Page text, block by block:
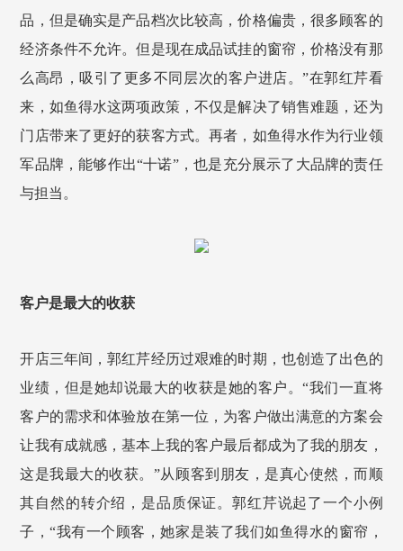
品，但是确实是产品档次比较高，价格偏贵，很多顾客的
经济条件不允许。但是现在成品试挂的窗帘，价格没有那
么高昂，吸引了更多不同层次的客户进店。”在郭红芹看
来，如鱼得水这两项政策，不仅是解决了销售难题，还为
门店带来了更好的获客方式。再者，如鱼得水作为行业领
军品牌，能够作出“十诺”，也是充分展示了大品牌的责任
与担当。
客户是最大的收获
开店三年间，郭红芹经历过艰难的时期，也创造了出色的
业绩，但是她却说最大的收获是她的客户。“我们一直将
客户的需求和体验放在第一位，为客户做出满意的方案会
让我有成就感，基本上我的客户最后都成为了我的朋友，
这是我最大的收获。”从顾客到朋友，是真心使然，而顺
其自然的转介绍，是品质保证。郭红芹说起了一个小例
子，“我有一个顾客，她家是装了我们如鱼得水的窗帘，